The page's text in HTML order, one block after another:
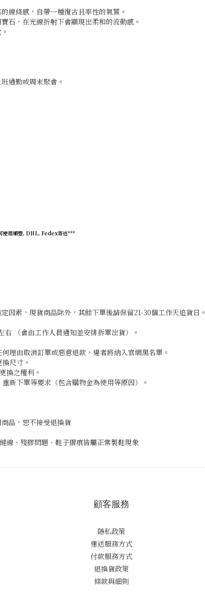
線條感，自帶一種復古且率性的氣質。
石，在光線折射下會顯現出柔和的流動感。
通勤或周末聚會。
使用順豐, DHL, Fedex寄送***
因素，現貨商品除外，其餘下單後請保留21-30個工作天追貨日。
（會由工作人員通知並安排拆單出貨）。
理由取消訂單或惡意退款，違者將納入官網黑名單。
尺寸。
換之權利。
新下單等要求（包含購物金為使用等原因）。
品，恕不接受退換貨
線、殘膠問題、鞋子摺痕皆屬正常製鞋現象
顧客服務
隱私政策
運送服務方式
付款服務方式
退換貨政策
條款與細則